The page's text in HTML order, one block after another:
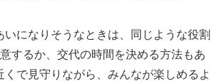
いになりそうなときは、同じような役割
するか、交代の時間を決める方法もあ
くで見守りながら、みんなが楽しめるよ